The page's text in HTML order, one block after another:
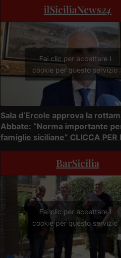
ilSiciliaNews24
Fai clic per accettare i
cookie per questo servizio
Sala d’Ercole approva la
Abbate: “Norma importante
famiglie siciliane” CLICCA PER
BarSicilia
Fai clic per accettare i
cookie per questo servizio